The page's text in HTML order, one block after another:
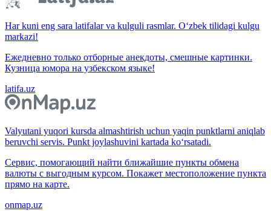
Har kuni eng sara latifalar va kulguli rasmlar. O‘zbek tilidagi kulgu
markazi!
Ежедневно только отборные анекдоты, смешные картинки.
Кузница юмора на узбекском языке!
latifa.uz
Valyutani yuqori kursda almashtirish uchun yaqin punktlarni aniqlab
beruvchi servis. Punkt joylashuvini kartada ko‘rsatadi.
Сервис, помогающий найти ближайшие пункты обмена
валюты с выгодным курсом. Покажет местоположение пункта
прямо на карте.
onmap.uz